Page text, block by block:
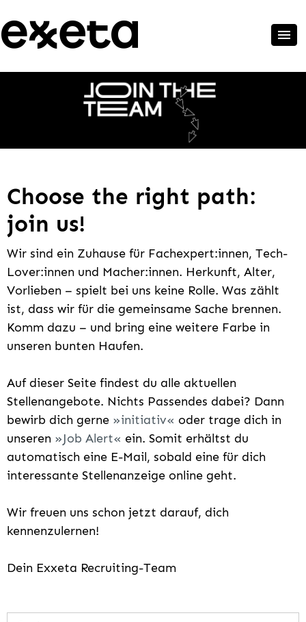
Choose the right path:
join us!
Wir sind ein Zuhause für Fachexpert:innen, Tech-
Lover:innen und Macher:innen. Herkunft, Alter,
Vorlieben – spielt bei uns keine Rolle. Was zählt
ist, dass wir für die gemeinsame Sache brennen.
Komm dazu – und bring eine weitere Farbe in
unseren bunten Haufen.
Auf dieser Seite findest du alle aktuellen
Stellenangebote. Nichts Passendes dabei? Dann
bewirb dich gerne
initiativ
oder trage dich in
unseren
Job Alert
ein. Somit erhältst du
automatisch eine E-Mail, sobald eine für dich
interessante Stellenanzeige online geht.
Wir freuen uns schon jetzt darauf, dich
kennenzulernen!
Dein Exxeta Recruiting-Team